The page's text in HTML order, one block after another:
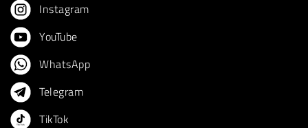
Instagram
YouTube
WhatsApp
Telegram
TikTok